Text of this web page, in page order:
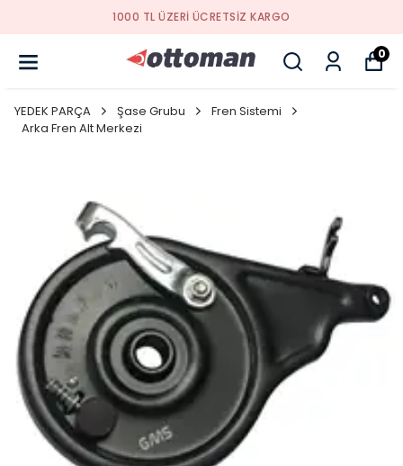
0
YEDEK PARÇA Şase Grubu
Fren Sistemi
Arka Fren Alt Merkezi